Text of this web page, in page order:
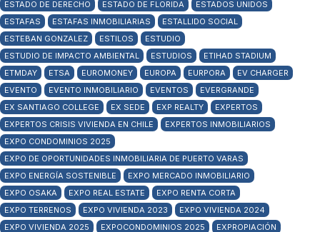
ESTADO DE DERECHO
ESTADO DE FLORIDA
ESTADOS UNIDOS
ESTAFAS
ESTAFAS INMOBILIARIAS
ESTALLIDO SOCIAL
ESTEBAN GONZALEZ
ESTILOS
ESTUDIO
ESTUDIO DE IMPACTO AMBIENTAL
ESTUDIOS
ETIHAD STADIUM
ETMDAY
ETSA EUROMONEY EUROPA EURPORA
EV CHARGER
EVENTO
EVENTO INMOBILIARIO EVENTOS
EVERGRANDE
EX SANTIAGO COLLEGE
EX SEDE EXP REALTY
EXPERTOS
EXPERTOS CRISIS VIVIENDA EN CHILE
EXPERTOS INMOBILIARIOS
EXPO CONDOMINIOS 2025
EXPO DE OPORTUNIDADES INMOBILIARIA DE PUERTO VARAS
EXPO ENERGÍA SOSTENIBLE
EXPO MERCADO INMOBILIARIO
EXPO OSAKA
EXPO REAL ESTATE
EXPO RENTA CORTA
EXPO TERRENOS
EXPO VIVIENDA 2023
EXPO VIVIENDA 2024
EXPO VIVIENDA 2025
EXPOCONDOMINIOS 2025
EXPROPIACIÓN